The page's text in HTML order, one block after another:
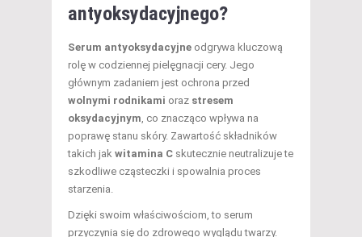
antyoksydacyjnego?
Serum antyoksydacyjne odgrywa kluczową
rolę w codziennej pielęgnacji cery. Jego
głównym zadaniem jest ochrona przed
wolnymi rodnikami oraz stresem
oksydacyjnym , co znacząco wpływa na
poprawę stanu skóry. Zawartość składników
takich jak witamina C skutecznie neutralizuje te
szkodliwe cząsteczki i spowalnia proces
starzenia.
Dzięki swoim właściwościom, to serum
przyczynia się do zdrowego wyglądu twarzy.